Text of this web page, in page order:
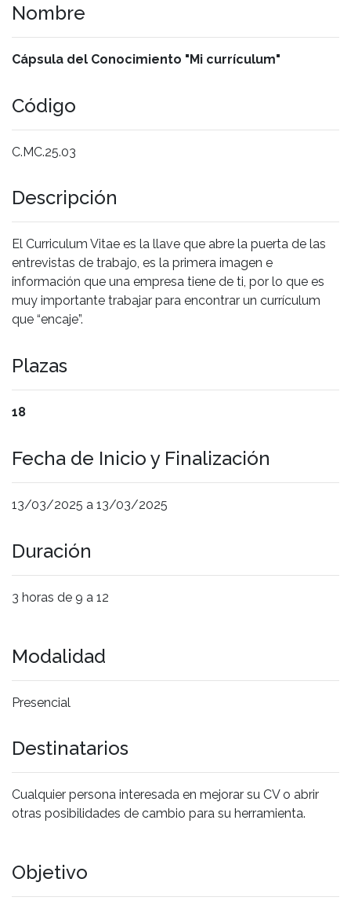
Nombre
Cápsula del Conocimiento "Mi currículum"
Código
C.MC.25.03
Descripción
El Curriculum Vitae es la llave que abre la puerta de las
entrevistas de trabajo, es la primera imagen e
información que una empresa tiene de ti, por lo que es
muy importante trabajar para encontrar un currículum
que “encaje”.
Plazas
18
Fecha de Inicio y Finalización
13/03/2025 a 13/03/2025
Duración
3 horas de 9 a 12
Modalidad
Presencial
Destinatarios
Cualquier persona interesada en mejorar su CV o abrir
otras posibilidades de cambio para su herramienta.
Objetivo